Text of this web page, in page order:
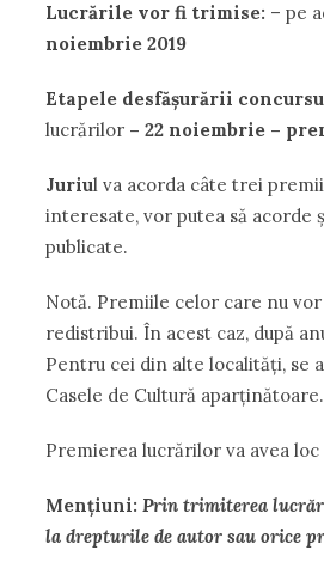
Lucrările vor fi trimise: – pe
noiembrie 2019
Etapele desfăşurării
lucrărilor – 22 noiembrie –
Juriul va acorda câte trei
interesate, vor putea să acorde
publicate.
Notă. Premiile celor care nu
redistribui. În acest caz, după
Pentru cei din alte localități, se
Casele de Cultură aparținătoare.
Premierea lucrărilor va avea loc
Mențiuni: Prin trimiterea
la drepturile de autor sau orice